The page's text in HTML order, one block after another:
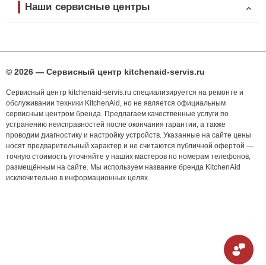
Наши сервисные центры
© 2026 — Сервисный центр kitchenaid-servis.ru
Сервисный центр kitchenaid-servis.ru специализируется на ремонте и
обслуживании техники KitchenAid, но не является официальным
сервисным центром бренда. Предлагаем качественные услуги по
устранению неисправностей после окончания гарантии, а также
проводим диагностику и настройку устройств. Указанные на сайте цены
носят предварительный характер и не считаются публичной офертой —
точную стоимость уточняйте у наших мастеров по номерам телефонов,
размещённым на сайте. Мы используем название бренда KitchenAid
исключительно в информационных целях.